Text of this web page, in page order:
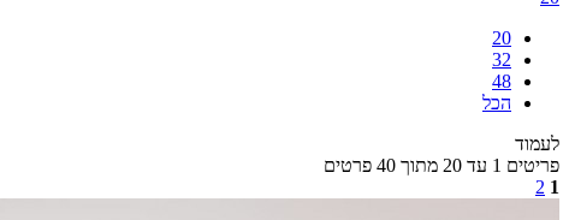
20
32
48
הכל
לעמוד
פריטים 1 עד 20 מתוך 40 פרטים
1
2